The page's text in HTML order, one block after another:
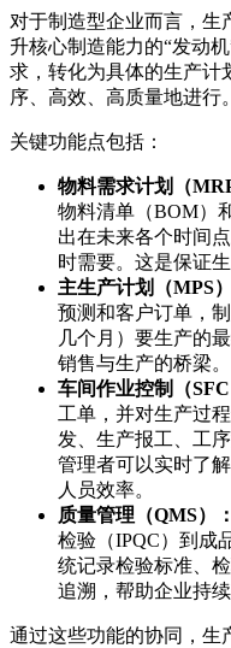
对于制造型企业而言，生
升核心制造能力的“发动
求，转化为具体的生产计
序、高效、高质量地进行。
关键功能点包括：
物料需求计划（
物料清单（BOM）
出在未来各个时间
时需要。这是保证
主生产计划（MPS）
预测和客户订单，
几个月）要生产的
销售与生产的桥梁。
车间作业控制（SFC
工单，并对生产过
发、生产报工、工
管理者可以实时了
人员效率。
质量管理（QMS）：
检验（IPQC）到成
统记录检验标准、
追溯，帮助企业持
通过这些功能的协同，生